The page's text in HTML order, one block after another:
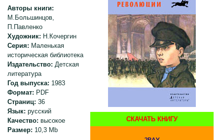
СКАЧАТЬ КНИГУ
Авторы книги:
М.Большинцов,
П.Павленко
Художник: Н.Кочергин
Серия: Маленькая
историческая библиотека
Издательство: Детская
литература
Год выпуска: 1983
Формат: PDF
Страниц: 36
Язык: русский
Качество: высокое
Размер: 10,3 Mb